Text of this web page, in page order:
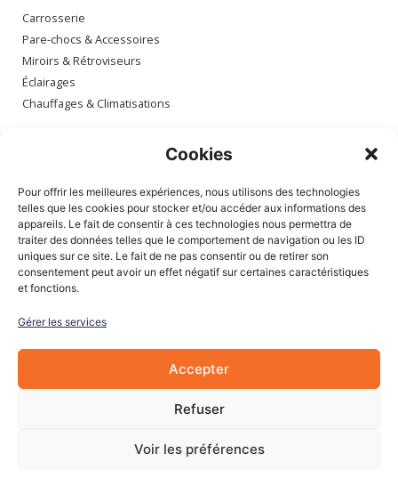
Cookies
Pour offrir les meilleures expériences, nous utilisons des technologies
telles que les cookies pour stocker et/ou accéder aux informations des
appareils. Le fait de consentir à ces technologies nous permettra de
traiter des données telles que le comportement de navigation ou les ID
uniques sur ce site. Le fait de ne pas consentir ou de retirer son
consentement peut avoir un effet négatif sur certaines caractéristiques
et fonctions.
Gérer les services
Accepter
Refuser
Voir les préférences
Carrosserie
Pare-chocs & Accessoires
Miroirs & Rétroviseurs
Éclairages
Chauffages & Climatisations
Mon compte
Mes commandes
Mes adresses
Mon panier
Informations
À Propos de nous
Blog
Mentions légales